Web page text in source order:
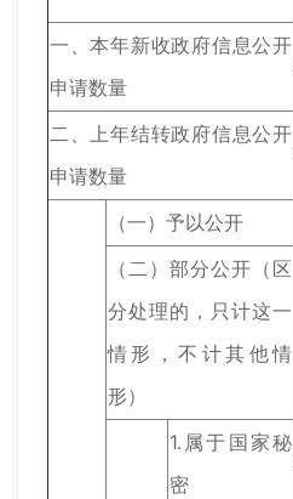
一、本年新收政府信息公开
申请数量
二、上年结转政府信息公开
申请数量
（一）予以公开
（二）部分公开（区
分处理的，只计这一
情形，不计其他情
形）
1.属于国家秘
密